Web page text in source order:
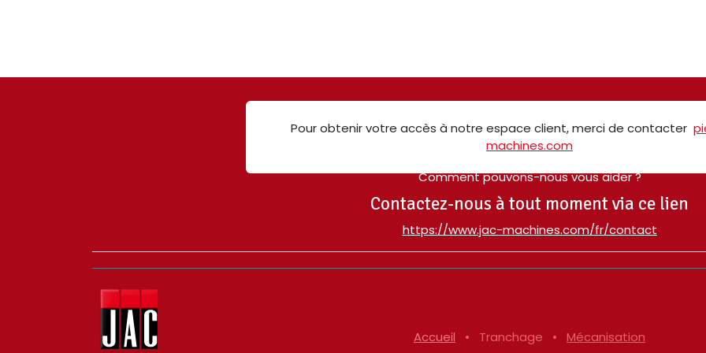
Pour obtenir votre accès à notre espace client, merci de contacter
machines.com
Comment pouvons-nous vous aider ?
Contactez-nous à tout moment via ce lien
​https://www.jac-machines.com/fr/contact
Accueil • Tranchage • Mécanisation